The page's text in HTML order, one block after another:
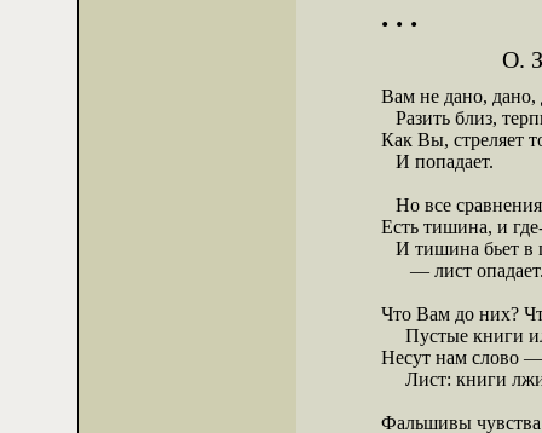
. . .
О.
Вам не дано, дано,
Разить близ,
Как Вы, стреляет
   И попадает.
Но все
Есть тишина, и
И тишина бьет в
— лист
Что Вам до них?
Пустые книги
Несут нам слово
Лист: книги
Фальшивы